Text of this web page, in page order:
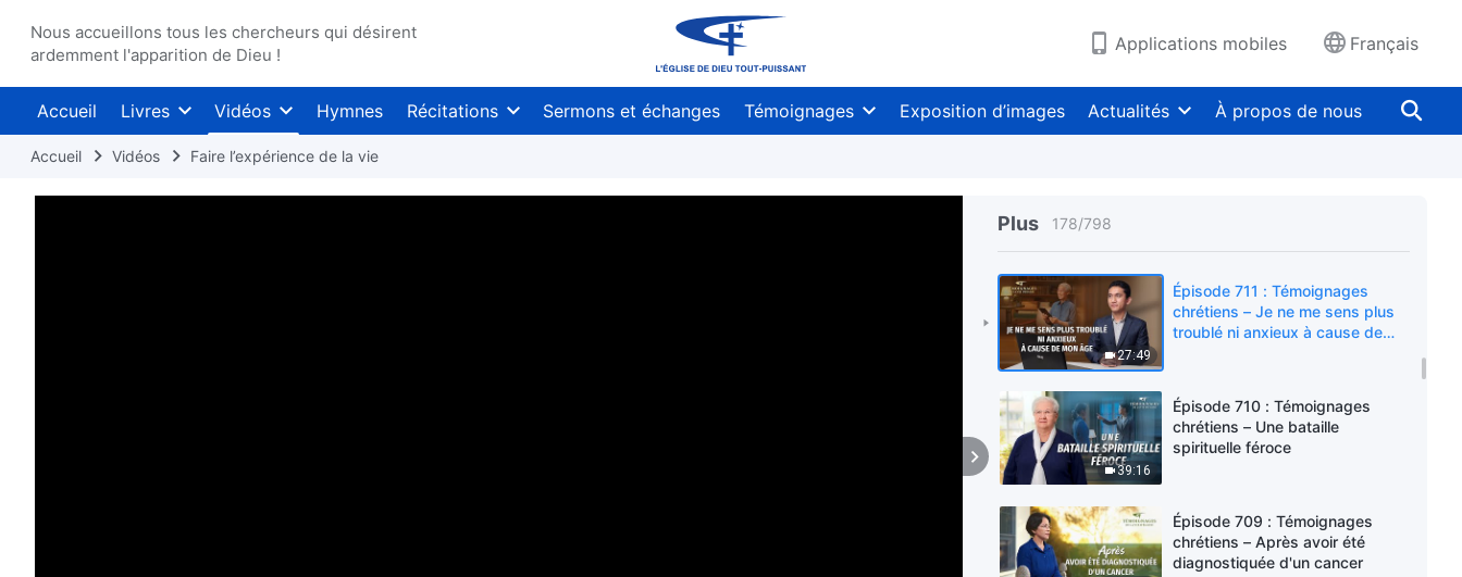
Nous accueillons tous les chercheurs qui désirent
ardemment l'apparition de Dieu !
Applications mobiles Français
Accueil Livres Vidéos Hymnes Récitations Sermons et échanges Témoignages Exposition d’images Actualités À propos de nous
Accueil Vidéos Faire l’expérience de la vie
Plus 178/798
la bonne chance
conscience
27:49
Épisode 711 : Témoignages
chrétiens – Je ne me sens plus
troublé ni anxieux à cause de
39:16
Épisode 710 : Témoignages
chrétiens – Une bataille
spirituelle féroce
Épisode 709 : Témoignages
chrétiens – Après avoir été
diagnostiquée d'un cancer